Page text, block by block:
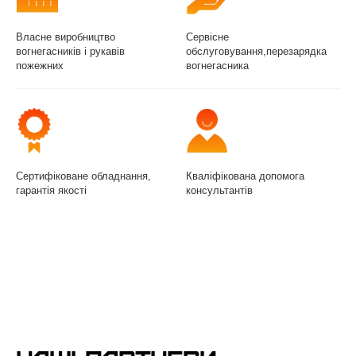
Власне виробництво
вогнегасників і рукавів
пожежних
Сервісне
обслуговування,перезарядка
вогнегасника
Сертифіковане обладнання,
гарантія якості
Кваліфікована допомога
консультантів